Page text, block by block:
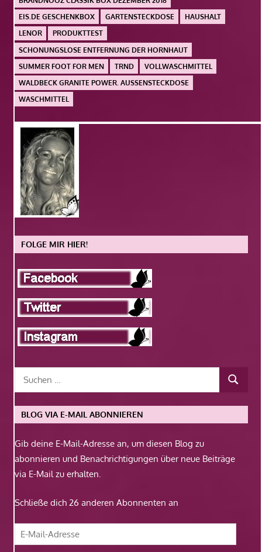
EIS.DE GESCHENKBOX
GARTENSTECKDOSE
HAUSHALT
LENOR
PRODUKTTEST
SCHONUNGSLOSE ENTFERNUNG DER HORNHAUT
SUMMER FOOT FOR MEN
TRND
VOLLWASCHMITTEL
WALDBECK GRANITE POWER. AUSSENSTECKDOSE
WASCHMITTEL
FOLGE MIR HIER!
BLOG VIA E-MAIL ABONNIEREN
Gib deine E-Mail-Adresse an, um diesen Blog zu
abonnieren und Benachrichtigungen über neue Beiträge
via E-Mail zu erhalten.
Schließe dich 26 anderen Abonnenten an
E-
Mail-